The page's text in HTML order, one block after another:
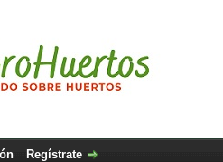
Regístrate